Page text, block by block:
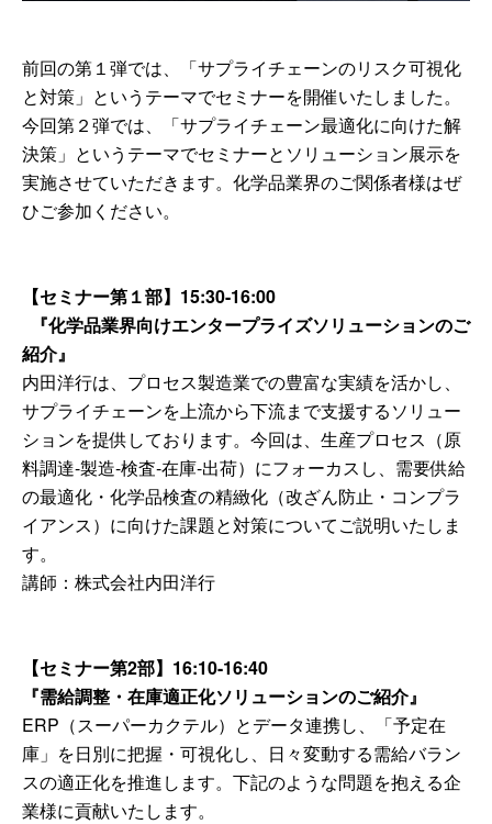
前回の第１弾では、「サプライチェーンのリスク可視化
と対策」というテーマでセミナーを開催いたしました。
今回第２弾では、「サプライチェーン最適化に向けた解
決策」というテーマでセミナーとソリューション展示を
実施させていただきます。化学品業界のご関係者様はぜ
ひご参加ください。
【セミナー第１部】 15:30-16:00
『化学品業界向けエンタープライズソリューションのご
紹介』
内田洋行は、プロセス製造業での豊富な実績を活かし、
サプライチェーンを上流から下流まで支援するソリュー
ションを提供しております。今回は、生産プロセス（原
料調達-製造-検査-在庫-出荷）にフォーカスし、需要供給
の最適化・化学品検査の精緻化（改ざん防止・コンプラ
イアンス）に向けた課題と対策についてご説明いたしま
す。
講師：株式会社内田洋行
【セミナー第2部】16:10-16:40
『需給調整・在庫適正化ソリューションのご紹介』
ERP（スーパーカクテル）とデータ連携し、「予定在
庫」を日別に把握・可視化し、日々変動する需給バラン
スの適正化を推進します。下記のような問題を抱える企
業様に貢献いたします。